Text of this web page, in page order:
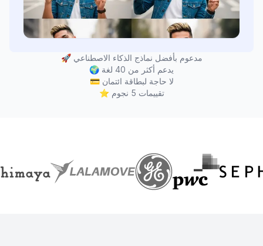
🚀 مدعوم بأفضل نماذج الذكاء الاصطناعي
🌍
يدعم أكثر من 40 لغة
💳 لا حاجة لبطاقة ائتمان
⭐
تقييمات 5 نجوم